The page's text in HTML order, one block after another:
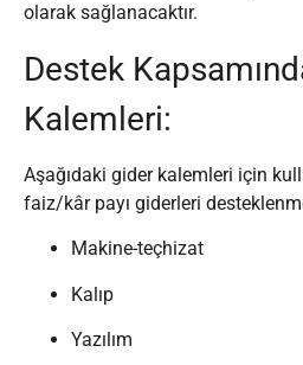
olarak sağlanacaktır.
Destek
Kalemleri:
Aşağıdaki gider kalemleri için
faiz/kâr payı giderleri
Makine-teçhizat
Kalıp
Yazılım